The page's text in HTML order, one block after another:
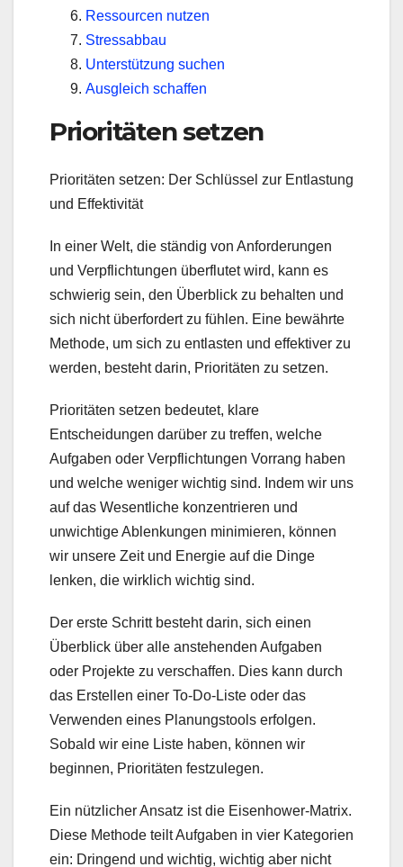
Ressourcen nutzen
Stressabbau
Unterstützung suchen
Ausgleich schaffen
Prioritäten setzen
Prioritäten setzen: Der Schlüssel zur Entlastung
und Effektivität
In einer Welt, die ständig von Anforderungen
und Verpflichtungen überflutet wird, kann es
schwierig sein, den Überblick zu behalten und
sich nicht überfordert zu fühlen. Eine bewährte
Methode, um sich zu entlasten und effektiver zu
werden, besteht darin, Prioritäten zu setzen.
Prioritäten setzen bedeutet, klare
Entscheidungen darüber zu treffen, welche
Aufgaben oder Verpflichtungen Vorrang haben
und welche weniger wichtig sind. Indem wir uns
auf das Wesentliche konzentrieren und
unwichtige Ablenkungen minimieren, können
wir unsere Zeit und Energie auf die Dinge
lenken, die wirklich wichtig sind.
Der erste Schritt besteht darin, sich einen
Überblick über alle anstehenden Aufgaben
oder Projekte zu verschaffen. Dies kann durch
das Erstellen einer To-Do-Liste oder das
Verwenden eines Planungstools erfolgen.
Sobald wir eine Liste haben, können wir
beginnen, Prioritäten festzulegen.
Ein nützlicher Ansatz ist die Eisenhower-Matrix.
Diese Methode teilt Aufgaben in vier Kategorien
ein: Dringend und wichtig, wichtig aber nicht